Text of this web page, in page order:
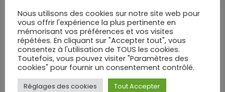
Choisir le bon sac à dos
femme pour vos
aventures
Nous utilisons des cookies sur notre site web pour
vous offrir l'expérience la plus pertinente en
mémorisant vos préférences et vos visites
répétées. En cliquant sur "Accepter tout", vous
consentez à l'utilisation de TOUS les cookies.
Toutefois, vous pouvez visiter "Paramètres des
cookies" pour fournir un consentement contrôlé.
Réglages des cookies Tout Accepter